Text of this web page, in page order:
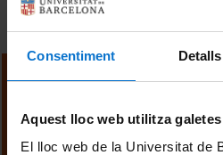
Consentiment Detalls
Aquest lloc web utilitza galetes
El lloc web de la Universitat de